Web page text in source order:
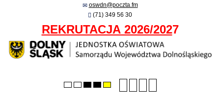
oswdn@poczta.fm
(71) 349 56 30
REKRUTACJA 2026/2027
Default
NightHighHighHigh
fontfont
font